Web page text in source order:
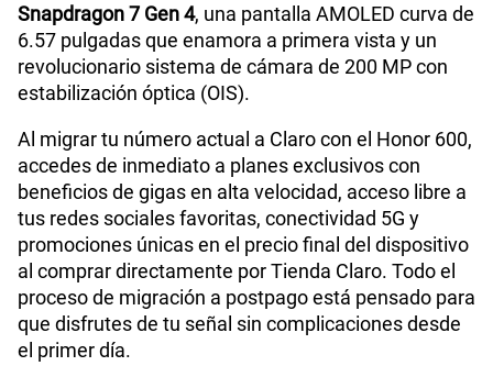
Snapdragon 7 Gen 4, una pantalla AMOLED curva de
6.57 pulgadas que enamora a primera vista y un
revolucionario sistema de cámara de 200 MP con
estabilización óptica (OIS).
Al migrar tu número actual a Claro con el Honor 600,
accedes de inmediato a planes exclusivos con
beneficios de gigas en alta velocidad, acceso libre a
tus redes sociales favoritas, conectividad 5G y
promociones únicas en el precio final del dispositivo
al comprar directamente por Tienda Claro. Todo el
proceso de migración a postpago está pensado para
que disfrutes de tu señal sin complicaciones desde
el primer día.